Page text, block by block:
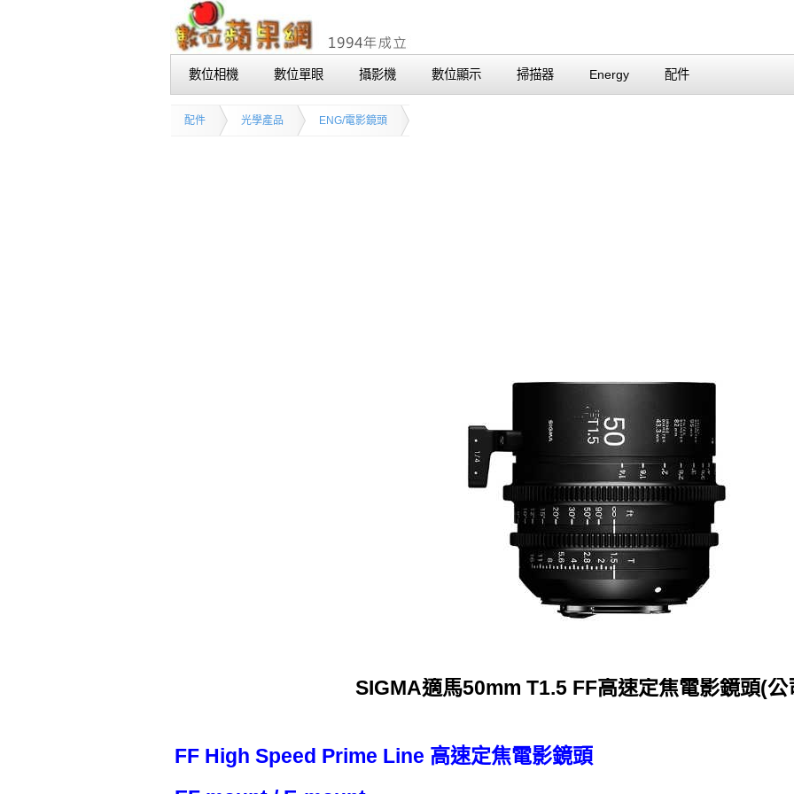
數位相機 數位單眼 攝影機 數位顯示 掃描器 Energy 配件
配件 光學產品 ENG/電影鏡頭
SIGMA適馬50mm T1.5 FF高速定焦電影鏡頭(公
FF High Speed Prime Line 高速定焦電影鏡頭